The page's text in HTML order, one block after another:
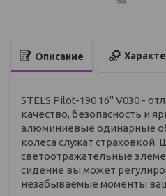
Описание
STELS Pilot-190 16" V030 -
качество, безопасность и
алюминиевые одинарные
колеса служат
светоотражательные
сидение вы может
незабываемые моменты